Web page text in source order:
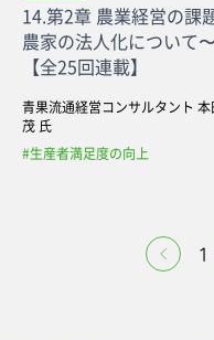
14.第2章 農業経営の課
農家の法人化について〜
【全25回連載】
青果流通経営コンサルタント 本
茂 氏
#生産者満足度の向上
1